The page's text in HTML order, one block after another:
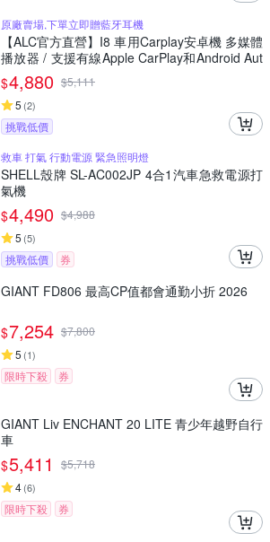
原廠賣場,下單立即贈藍牙耳機
【ALC官方直營】I8 車用Carplay安卓機 多媒體
播放器 / 支援有線Apple CarPlay和Android Aut
o (八核心+128GB) (贈藍牙耳機)
$4,880 $5,111
5 (2)
挑戰低價
救車 打氣 行動電源 緊急照明燈
SHELL殼牌 SL-AC002JP 4合1汽車急救電源打
氣機
$4,490 $4,988
5 (5)
挑戰低價 券
GIANT FD806 最高CP值都會通勤小折 2026
$7,254 $7,800
5 (1)
限時下殺 券
GIANT Liv ENCHANT 20 LITE 青少年越野自行
車
$5,411 $5,718
4(6)
限時下殺 券